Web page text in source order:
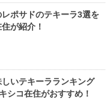
ポサドのテキーラ3選を
が紹介！
いテキーラランキング
シコ在住がおすすめ！